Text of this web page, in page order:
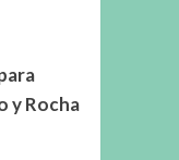
y Rocha